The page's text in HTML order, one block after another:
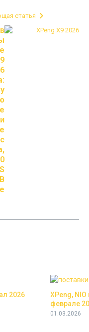
статья
е
2026
XPeng,
феврале
01.03.2026